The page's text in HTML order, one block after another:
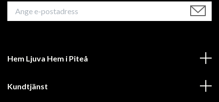
Hem Ljuva Hem i Piteå
Kundtjänst